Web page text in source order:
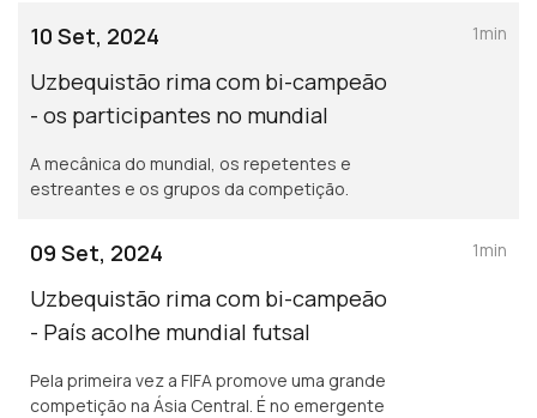
10 Set, 2024
Uzbequistão rima com bi-campeão
- os participantes no mundial
A mecânica do mundial, os repetentes e
estreantes e os grupos da competição.
1min
09 Set, 2024
Uzbequistão rima com bi-campeão
- País acolhe mundial futsal
Pela primeira vez a FIFA promove uma grande
competição na Ásia Central. É no emergente
1min